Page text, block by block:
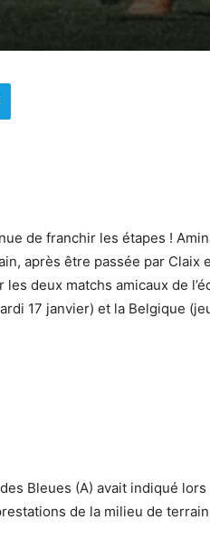
de franchir les étapes !
après être passée par Claix
deux matchs amicaux de
17 janvier) et la Belgique
Bleues (A) avait indiqué
de la milieu de